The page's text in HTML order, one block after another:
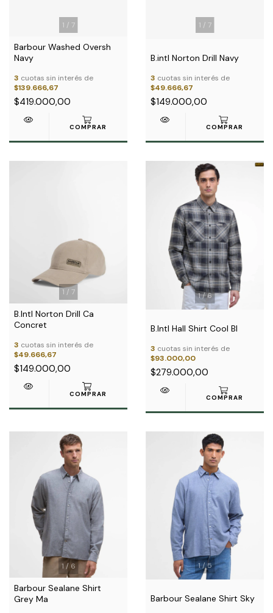
1 / 7
Barbour Washed Oversh
Navy
3 cuotas sin interés de
$139.666,67
$419.000,00
COMPRAR
1 / 7
B.intl Norton Drill Navy
3 cuotas sin interés de
$49.666,67
$149.000,00
COMPRAR
1 / 7
B.Intl Norton Drill Ca
Concret
3 cuotas sin interés de
$49.666,67
$149.000,00
COMPRAR
1/6
B.Intl Hall Shirt Cool Bl
3 cuotas sin interés de
$93.000,00
$279.000,00
COMPRAR
1 /6
Barbour Sealane Shirt
Grey Ma
1/5
Barbour Sealane Shirt Sky